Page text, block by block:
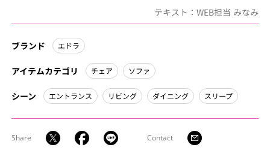
テキスト：WEB担当 みなみ
ブランド エドラ
アイテムカテゴリ チェア ソファ
シーン エントランス リビング ダイニング スリープ
Share Contact